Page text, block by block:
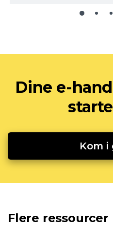
Dine e-
Kom i
Flere ressourcer